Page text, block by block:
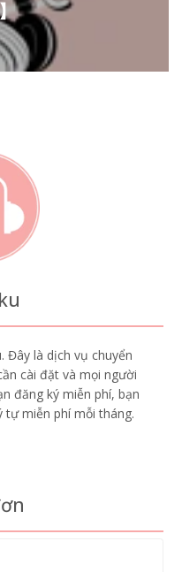
Đây là dịch vụ chuyển
cài đặt và mọi người
đăng ký miễn phí, bạn
tự miễn phí mỗi tháng.